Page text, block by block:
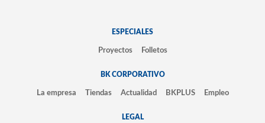
ESPECIALES
Proyectos Folletos
BK CORPORATIVO
La empresa Tiendas Actualidad BKPLUS Empleo
LEGAL